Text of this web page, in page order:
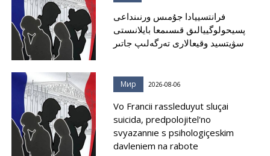
فرانتسييادا جۇمىس ورنىنداعى
پسيحولوگييالىق قىسىمعا بايلانىستى
سۋيتسيد وقيعالارى تەرگەلىپ جاتىر
Мир 2026-08-06
Vo Francii rassleduyut sluçai
suicida, predpolojitel'no
svyazannıe s psihologiçeskim
davleniem na rabote